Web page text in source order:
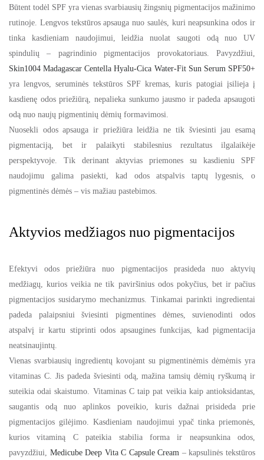
Būtent todėl SPF yra vienas svarbiausių žingsnių pigmentacijos mažinimo
rutinoje. Lengvos tekstūros apsauga nuo saulės, kuri neapsunkina odos ir
tinka kasdieniam naudojimui, leidžia nuolat saugoti odą nuo UV
spindulių – pagrindinio pigmentacijos provokatoriaus. Pavyzdžiui,
Skin1004 Madagascar Centella Hyalu-Cica Water-Fit Sun Serum SPF50+
yra lengvos, seruminės tekstūros SPF kremas, kuris patogiai įsilieja į
kasdienę odos priežiūrą, nepalieka sunkumo jausmo ir padeda apsaugoti
odą nuo naujų pigmentinių dėmių formavimosi.
Nuosekli odos apsauga ir priežiūra leidžia ne tik šviesinti jau esamą
pigmentaciją, bet ir palaikyti stabilesnius rezultatus ilgalaikėje
perspektyvoje. Tik derinant aktyvias priemones su kasdieniu SPF
naudojimu galima pasiekti, kad odos atspalvis taptų lygesnis, o
pigmentinės dėmės – vis mažiau pastebimos.
Aktyvios medžiagos nuo pigmentacijos
Efektyvi odos priežiūra nuo pigmentacijos prasideda nuo aktyvių
medžiagų, kurios veikia ne tik paviršinius odos pokyčius, bet ir pačius
pigmentacijos susidarymo mechanizmus. Tinkamai parinkti ingredientai
padeda palaipsniui šviesinti pigmentines dėmes, suvienodinti odos
atspalvį ir kartu stiprinti odos apsaugines funkcijas, kad pigmentacija
neatsinaujintų.
Vienas svarbiausių ingredientų kovojant su pigmentinėmis dėmėmis yra
vitaminas C. Jis padeda šviesinti odą, mažina tamsių dėmių ryškumą ir
suteikia odai skaistumo. Vitaminas C taip pat veikia kaip antioksidantas,
saugantis odą nuo aplinkos poveikio, kuris dažnai prisideda prie
pigmentacijos gilėjimo. Kasdieniam naudojimui ypač tinka priemonės,
kurios vitaminą C pateikia stabilia forma ir neapsunkina odos,
pavyzdžiui, Medicube Deep Vita C Capsule Cream – kapsulinės tekstūros